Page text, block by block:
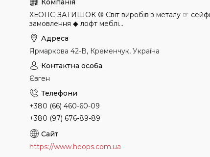
ХЕОПС-ЗАТИШОК ® Світ виробів з металу ☞ сейфи
замовлення ◆ лофт меблі...
Ярмаркова 42-В, Кременчук, Україна
Євген
+380 (66) 460-60-09
+380 (97) 676-89-89
https://www.heops.com.ua